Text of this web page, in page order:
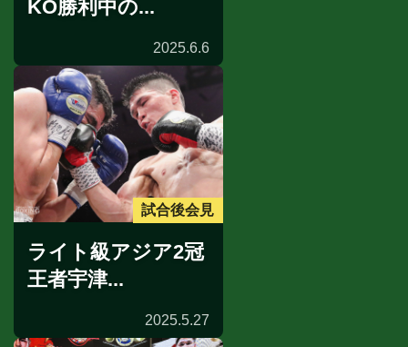
KO勝利中の...
2025.6.6
試合後会見
ライト級アジア2冠
王者宇津...
2025.5.27